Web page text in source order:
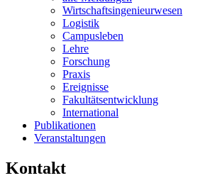
Wirtschaftsingenieurwesen
Logistik
Campusleben
Lehre
Forschung
Praxis
Ereignisse
Fakultätsentwicklung
International
Publikationen
Veranstaltungen
Kontakt